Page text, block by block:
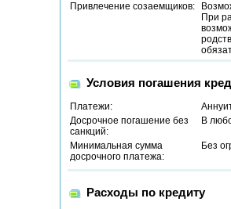
Привлечение созаемщиков:
При
Условия погашения
Платежи:
Досрочное погашение без
санкций:
В
Минимальная сумма
досрочного платежа:
Без
Расходы по кредиту